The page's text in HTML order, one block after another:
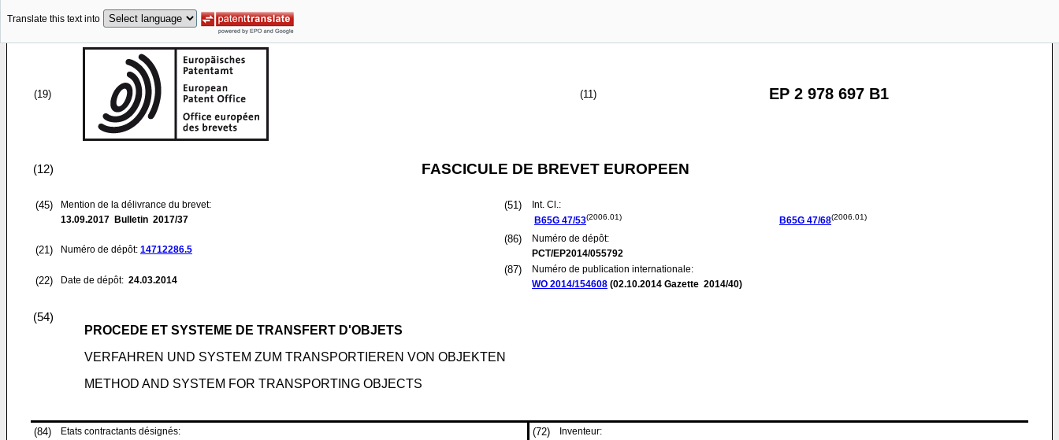
Translate this text into
(19) (11) EP 2 978 697 B1
(12) FASCICULE DE BREVET EUROPEEN
(45)
Mention de la délivrance du brevet:
13.09.2017 Bulletin 2017/37
(21) Numéro de dépôt: 14712286.5
(22) Date de dépôt: 24.03.2014
(51)
Int. Cl.:
B65G 47/53(2006.01) B65G 47/68(2006.01)
(86)
Numéro de dépôt:
PCT/EP2014/055792
(87)
Numéro de publication internationale:
WO 2014/154608 (02.10.2014 Gazette 2014/40)
(54)
PROCEDE ET SYSTEME DE TRANSFERT D'OBJETS
VERFAHREN UND SYSTEM ZUM TRANSPORTIEREN VON OBJEKTEN
METHOD AND SYSTEM FOR TRANSPORTING OBJECTS
(84)
Etats contractants désignés:
(72)
Inventeur: